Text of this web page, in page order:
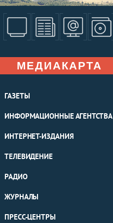
МЕДИАКАРТА
ГАЗЕТЫ
ИНФОРМАЦИОННЫЕ АГЕНТСТВА
ИНТЕРНЕТ-ИЗДАНИЯ
ТЕЛЕВИДЕНИЕ
РАДИО
ЖУРНАЛЫ
ПРЕСС-ЦЕНТРЫ